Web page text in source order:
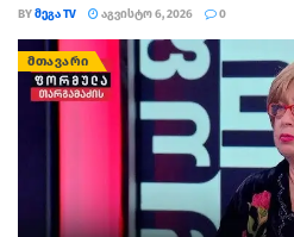
BYᲛᲔᲒᲐ TV ᲐᲒᲕᲘᲡᲢᲝ 6, 2026 0
ᲛᲗᲐᲕᲐᲠᲘ